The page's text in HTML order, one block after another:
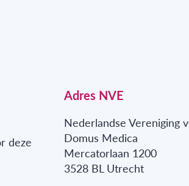
deze
Adres NVE
Nederlandse Vereniging
Domus Medica
Mercatorlaan 1200
3528 BL Utrecht